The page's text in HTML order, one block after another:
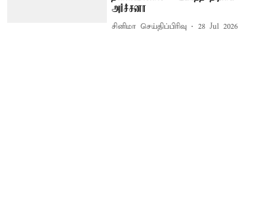
அர்ச்சனா
சினிமா செய்திப்பிரிவு 28 Jul 2026